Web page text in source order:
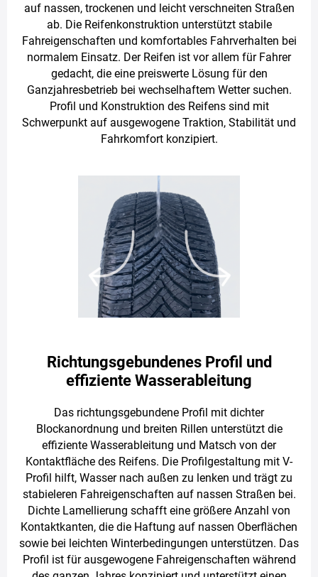
auf nassen, trockenen und leicht verschneiten Straßen
ab. Die Reifenkonstruktion unterstützt stabile
Fahreigenschaften und komfortables Fahrverhalten bei
normalem Einsatz. Der Reifen ist vor allem für Fahrer
gedacht, die eine preiswerte Lösung für den
Ganzjahresbetrieb bei wechselhaftem Wetter suchen.
Profil und Konstruktion des Reifens sind mit
Schwerpunkt auf ausgewogene Traktion, Stabilität und
Fahrkomfort konzipiert.
Richtungsgebundenes Profil und
effiziente Wasserableitung
Das richtungsgebundene Profil mit dichter
Blockanordnung und breiten Rillen unterstützt die
effiziente Wasserableitung und Matsch von der
Kontaktfläche des Reifens. Die Profilgestaltung mit V-
Profil hilft, Wasser nach außen zu lenken und trägt zu
stabieleren Fahreigenschaften auf nassen Straßen bei.
Dichte Lamellierung schafft eine größere Anzahl von
Kontaktkanten, die die Haftung auf nassen Oberflächen
sowie bei leichten Winterbedingungen unterstützen. Das
Profil ist für ausgewogene Fahreigenschaften während